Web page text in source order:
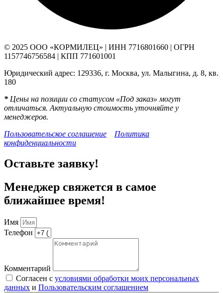
© 2025 ООО «КОРМИЛЕЦ» | ИНН 7716801660 | ОГРН
1157746756584 | КПП 771601001
Юридический адрес: 129336, г. Москва, ул. Малыгина, д. 8, кв.
180
* Цены на позиции со статусом «Под заказ» могут
отличаться. Актуальную стоимость уточняйте у
менеджеров.
Пользовательское соглашение
Политика
конфиденциальности
Оставьте заявку!
Менеджер свяжется в самое
ближайшее время!
Имя
Телефон
Комментарий
Согласен с условиями обработки моих персональных
данных и Пользовательским соглашением